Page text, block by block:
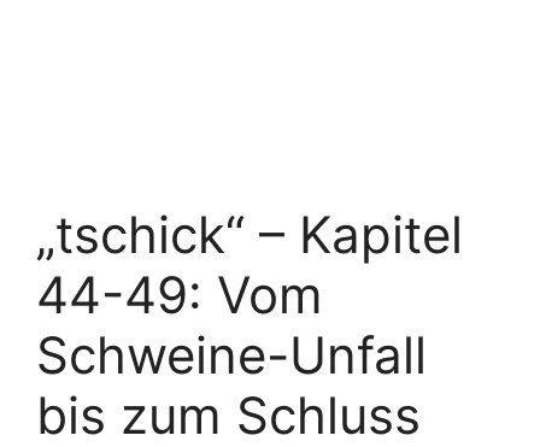
„tschick“ – Kapitel
44-49: Vom
Schweine-Unfall
bis zum Schluss